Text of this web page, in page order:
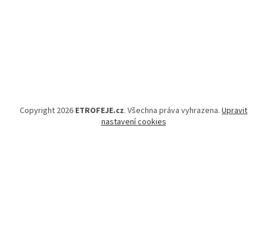
Copyright 2026 ETROFEJE.cz. Všechna práva vyhrazena. Upravit
nastavení cookies